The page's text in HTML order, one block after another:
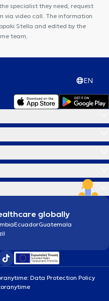
specialist they need, request
via video call. The information
Stella and edited by the
team.
EN
globally
EcuadorGuatemala
Data Protection Policy